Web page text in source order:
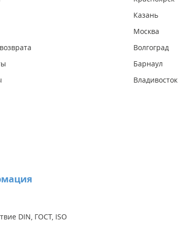
DIN, ГОСТ, ISO
Казань
Москва
Волгоград
Барнаул
Владивосток